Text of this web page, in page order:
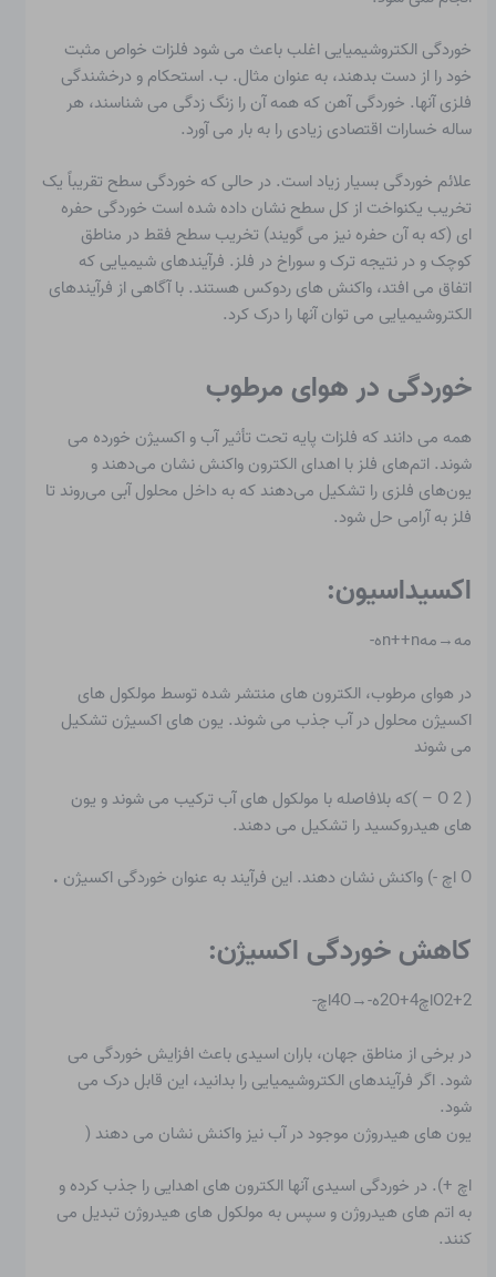
خوردگی الکتروشیمیایی اغلب باعث می شود فلزات خواص مثبت
خود را از دست بدهند، به عنوان مثال. ب. استحکام و درخشندگی
فلزی آنها. خوردگی آهن که همه آن را زنگ زدگی می شناسند، هر
ساله خسارات اقتصادی زیادی را به بار می آورد.
علائم خوردگی بسیار زیاد است. در حالی که خوردگی سطح تقریباً یک
تخریب یکنواخت از کل سطح نشان داده شده است خوردگی حفره
ای (که به آن حفره نیز می گویند) تخریب سطح فقط در مناطق
کوچک و در نتیجه ترک و سوراخ در فلز. فرآیندهای شیمیایی که
اتفاق می افتد، واکنش های ردوکس هستند. با آگاهی از فرآیندهای
الکتروشیمیایی می توان آنها را درک کرد.
خوردگی در هوای مرطوب
همه می دانند که فلزات پایه تحت تأثیر آب و اکسیژن خورده می
شوند. اتم‌های فلز با اهدای الکترون واکنش نشان می‌دهند و
یون‌های فلزی را تشکیل می‌دهند که به داخل محلول آبی می‌روند تا
فلز به آرامی حل شود.
اکسیداسیون:
مه→مهn++nه-
در هوای مرطوب، الکترون های منتشر شده توسط مولکول های
اکسیژن محلول در آب جذب می شوند. یون های اکسیژن تشکیل
می شوند
( O 2 – )که بلافاصله با مولکول های آب ترکیب می شوند و یون
های هیدروکسید را تشکیل می دهند.
O اچ -) واکنش نشان دهند. این فرآیند به عنوان
خوردگی اکسیژن .
کاهش خوردگی اکسیژن:
O2+2اچ2O+4ه-→4Oاچ-
در برخی از مناطق جهان، باران اسیدی باعث افزایش خوردگی می
شود. اگر فرآیندهای الکتروشیمیایی را بدانید، این قابل درک می
شود.
یون های هیدروژن موجود در آب نیز واکنش نشان می دهند (
اچ +). در خوردگی اسیدیآنها الکترون های اهدایی را جذب کرده و
به اتم های هیدروژن و سپس به مولکول های هیدروژن تبدیل می
کنند.